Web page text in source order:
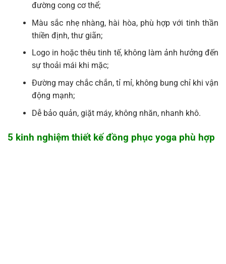
đường cong cơ thể;
Màu sắc nhẹ nhàng, hài hòa, phù hợp với tinh thần
thiền định, thư giãn;
Logo in hoặc thêu tinh tế, không làm ảnh hưởng đến
sự thoải mái khi mặc;
Đường may chắc chắn, tỉ mỉ, không bung chỉ khi vận
động mạnh;
Dễ bảo quản, giặt máy, không nhăn, nhanh khô.
5 kinh nghiệm thiết kế đồng phục yoga phù hợp